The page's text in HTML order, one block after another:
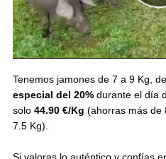
Tenemos jamones de 7 a 9 Kg,
especial del 20% durante el día
solo 44.90 €/Kg (ahorras más de
7.5 Kg).
Si valoras lo auténtico y confías